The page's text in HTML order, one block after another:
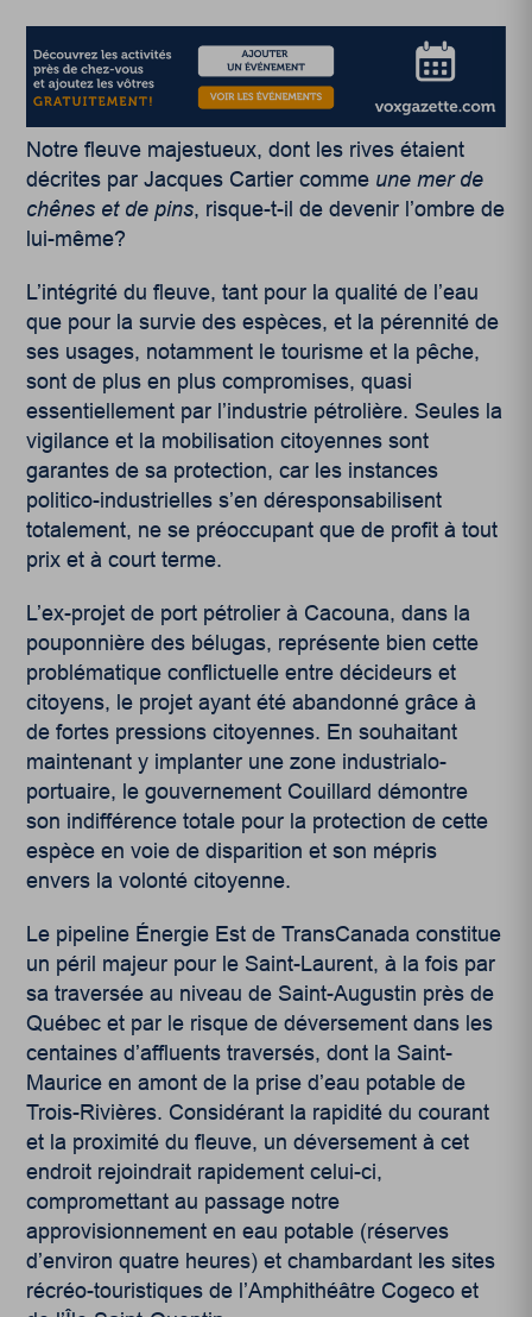
Notre fleuve majestueux, dont les rives étaient
décrites par Jacques Cartier comme une mer de
chênes et de pins, risque-t-il de devenir l’ombre de
lui-même?
L’intégrité du fleuve, tant pour la qualité de l’eau
que pour la survie des espèces, et la pérennité de
ses usages, notamment le tourisme et la pêche,
sont de plus en plus compromises, quasi
essentiellement par l’industrie pétrolière. Seules la
vigilance et la mobilisation citoyennes sont
garantes de sa protection, car les instances
politico-industrielles s’en déresponsabilisent
totalement, ne se préoccupant que de profit à tout
prix et à court terme.
L’ex-projet de port pétrolier à Cacouna, dans la
pouponnière des bélugas, représente bien cette
problématique conflictuelle entre décideurs et
citoyens, le projet ayant été abandonné grâce à
de fortes pressions citoyennes. En souhaitant
maintenant y implanter une zone industrialo-
portuaire, le gouvernement Couillard démontre
son indifférence totale pour la protection de cette
espèce en voie de disparition et son mépris
envers la volonté citoyenne.
Le pipeline Énergie Est de TransCanada constitue
un péril majeur pour le Saint-Laurent, à la fois par
sa traversée au niveau de Saint-Augustin près de
Québec et par le risque de déversement dans les
centaines d’affluents traversés, dont la Saint-
Maurice en amont de la prise d’eau potable de
Trois-Rivières. Considérant la rapidité du courant
et la proximité du fleuve, un déversement à cet
endroit rejoindrait rapidement celui-ci,
compromettant au passage notre
approvisionnement en eau potable (réserves
d’environ quatre heures) et chambardant les sites
récréo-touristiques de l’Amphithéâtre Cogeco et